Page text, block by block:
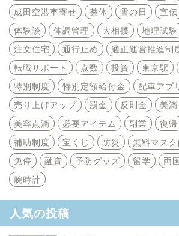
成田空港車寄せ
整体 雪の日 宣伝
体験談
体調管理 大相撲 地理試験
注文住宅
通行止め 適正運営推進制
転職サポート
点数 投資 東京駅
特別制度
特別定額給付金 配車アプ
売り上げアップ
罰金 反則金 美
美容点滴
必要アイテム 副業 復帰
補助制度
宝くじ 防災 無料マス
免停
融資 予防グッズ 留学 両
腕時計
人気の投稿